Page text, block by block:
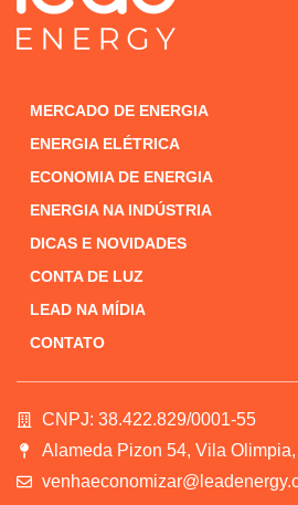
MERCADO DE ENERGIA
ENERGIA ELÉTRICA
ECONOMIA DE ENERGIA
ENERGIA NA INDÚSTRIA
DICAS E NOVIDADES
CONTA DE LUZ
LEAD NA MÍDIA
CONTATO
CNPJ: 38.422.829/0001-55
Alameda Pizon 54, Vila